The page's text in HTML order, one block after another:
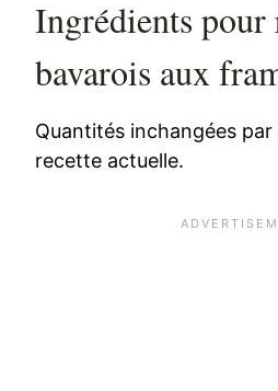
Ingrédients pour
bavarois aux
Quantités inchangées
recette actuelle.